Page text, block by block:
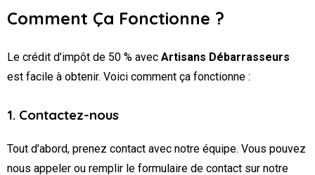
Comment Ça Fonctionne ?
Le crédit d’impôt de 50 % avec Artisans Débarrasseurs
est facile à obtenir. Voici comment ça fonctionne :
1. Contactez-nous
Tout d’abord, prenez contact avec notre équipe. Vous pouvez
nous appeler ou remplir le formulaire de contact sur notre